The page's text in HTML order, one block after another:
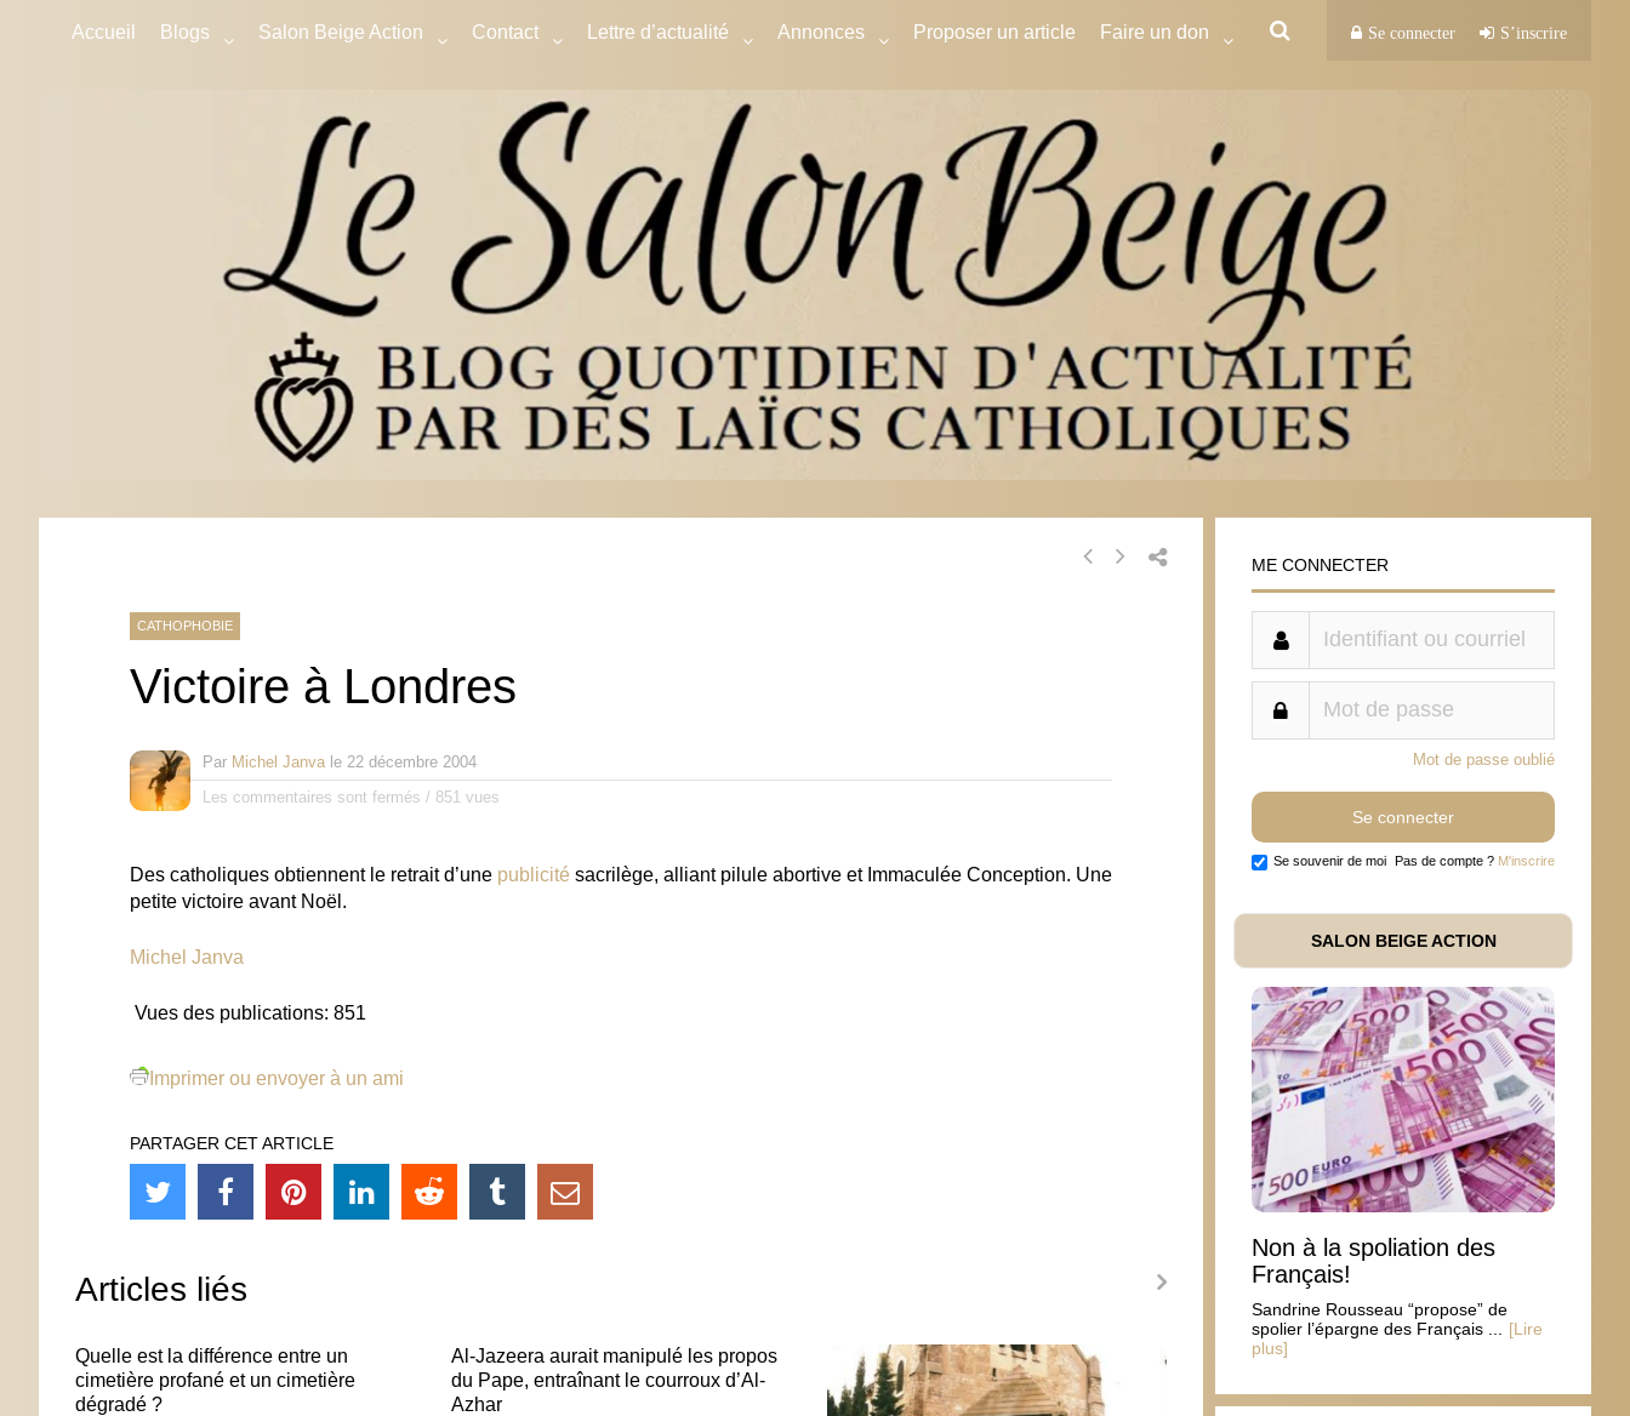
Accueil Blogs Salon Beige Action Contact Lettre d’actualité Annonces Proposer un article Faire un don Se connecter S’inscrire
CATHOPHOBIE
Victoire à Londres
Par Michel Janva le 22 décembre 2004
Les commentaires sont fermés / 851 vues
Des catholiques obtiennent le retrait d’une publicité sacrilège, alliant pilule abortive et Immaculée Conception. Une
petite victoire avant Noël.
Michel Janva
Vues des publications: 851
Imprimer ou envoyer à un ami
PARTAGER CET ARTICLE
Articles liés
Quelle est la différence entre un
cimetière profané et un cimetière
dégradé ?
Al-Jazeera aurait manipulé les propos
du Pape, entraînant le courroux d’Al-
Azhar
ME CONNECTER
Mot de passe oublié
Se souvenir de moi Pas de compte ? M'inscrire
SALON BEIGE ACTION
Non à la spoliation des
Français!
Sandrine Rousseau “propose” de
spolier l’épargne des Français ...
[Lire
plus]